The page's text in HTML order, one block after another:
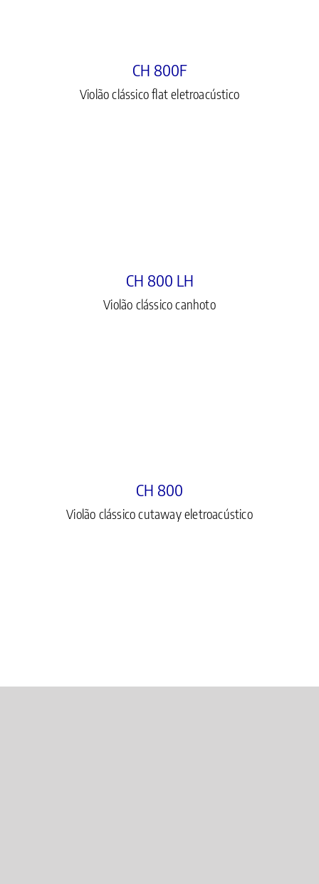
CH 800F
Violão clássico flat eletroacústico
CH 800 LH
Violão clássico canhoto
CH 800
Violão clássico cutaway eletroacústico